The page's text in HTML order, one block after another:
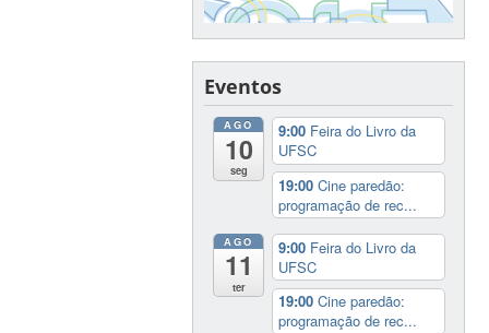
Eventos
AGO
10
seg
9:00 Feira do Livro da
UFSC
19:00Cine paredão:
programação de rec...
AGO
11
ter
9:00 Feira do Livro da
UFSC
19:00Cine paredão:
programação de rec...